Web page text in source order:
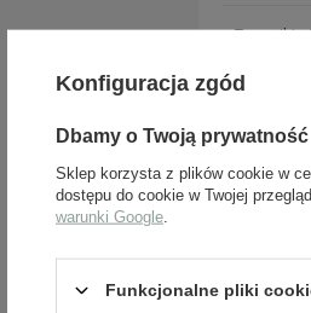
Trzewiki
Trzewiki
Konfiguracja zgód
Dbamy o Twoją prywatność
Sklep korzysta z plików cookie w
dostępu do cookie w Twojej
warunki Google
Funkcjonalne pliki